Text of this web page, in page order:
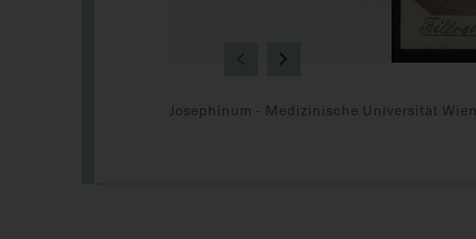
Josephinum - Medizinische Universität Wien